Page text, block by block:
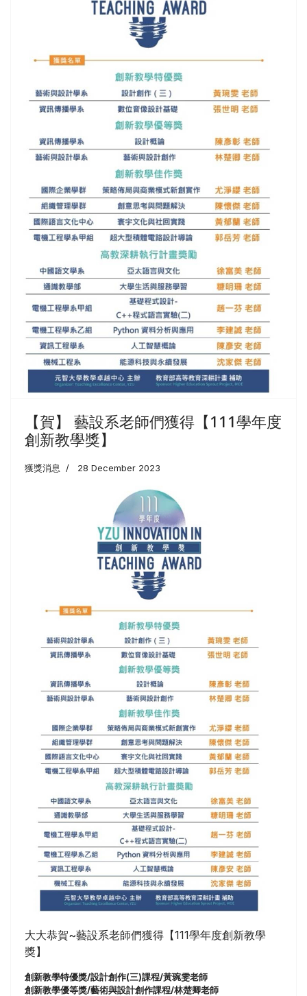
【賀】 藝設系老師們獲得【111學年度
創新教學獎】
獲獎消息 28 December 2023
大大恭賀~藝設系老師們獲得【111學年度創新教學
獎】
創新教學特優獎/設計創作(三)課程/黃琬雯老師
創新教學優等獎/藝術與設計創作課程/林楚卿老師